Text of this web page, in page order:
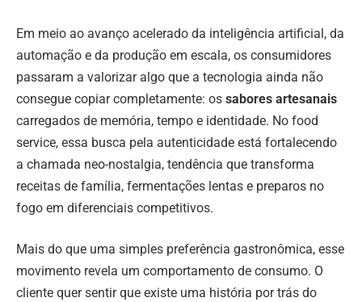
Em meio ao avanço acelerado da inteligência artificial, da
automação e da produção em escala, os consumidores
passaram a valorizar algo que a tecnologia ainda não
consegue copiar completamente: os sabores artesanais
carregados de memória, tempo e identidade. No food
service, essa busca pela autenticidade está fortalecendo
a chamada neo-nostalgia, tendência que transforma
receitas de família, fermentações lentas e preparos no
fogo em diferenciais competitivos.
Mais do que uma simples preferência gastronômica, esse
movimento revela um comportamento de consumo. O
cliente quer sentir que existe uma história por trás do